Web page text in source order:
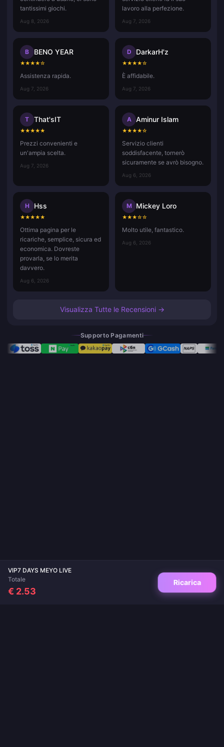
VIP7 DAYS MEYO LIVE
Totale
€ 2.53
Ricarica
tantissimi giochi.
Aug 8, 2026
lavoro alla perfezione.
Aug 7, 2026
B BENO YEAR
★★★★☆
Assistenza rapida.
Aug 7, 2026
D DarkarH'z
★★★★☆
È affidabile.
Aug 7, 2026
T That'sIT
★★★★★
Prezzi convenienti e
un'ampia scelta.
Aug 7, 2026
A Aminur Islam
★★★★☆
Servizio clienti
soddisfacente, tornerò
sicuramente se avrò bisogno.
Aug 6, 2026
H Hss
★★★★★
Ottima pagina per le
ricariche, semplice, sicura ed
economica. Dovreste
provarla, se lo merita
davvero.
Aug 6, 2026
M Mickey Loro
★★★☆☆
Molto utile, fantastico.
Aug 6, 2026
Visualizza Tutte le Recensioni →
Supporto Pagamenti